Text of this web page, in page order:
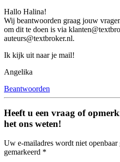
Hallo Halina!
Wij beantwoorden graag jouw
om dit te doen is via
auteurs@textbroker.nl.
Ik kijk uit naar je mail!
Angelika
Beantwoorden
Heeft u een vraag of
het ons weten!
Uw e-mailadres wordt niet
gemarkeerd *